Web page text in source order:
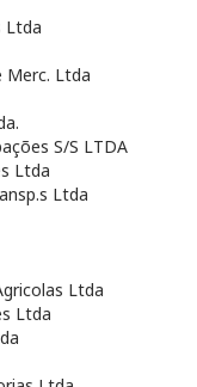
Ltda
Merc. Ltda
S/S LTDA
Ltda
Ltda
Ltda
Ltda